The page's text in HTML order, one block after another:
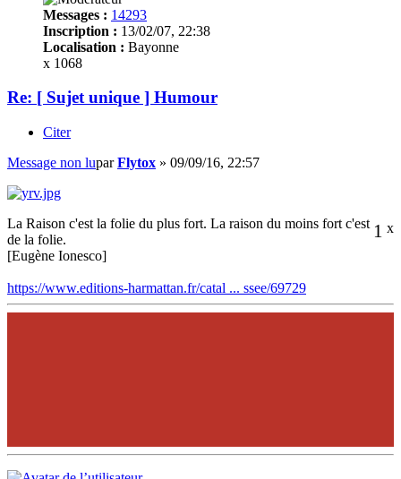
Messages : 14293
Inscription : 13/02/07, 22:38
Localisation : Bayonne
x 1068
Re: [ Sujet unique ] Humour
Citer
Message non luparFlytox » 09/09/16, 22:57
1 x
La Raison c'est la folie du plus fort. La raison du moins fort c'est
de la folie.
[Eugène Ionesco]
https://www.editions-harmattan.fr/catal ... ssee/69729